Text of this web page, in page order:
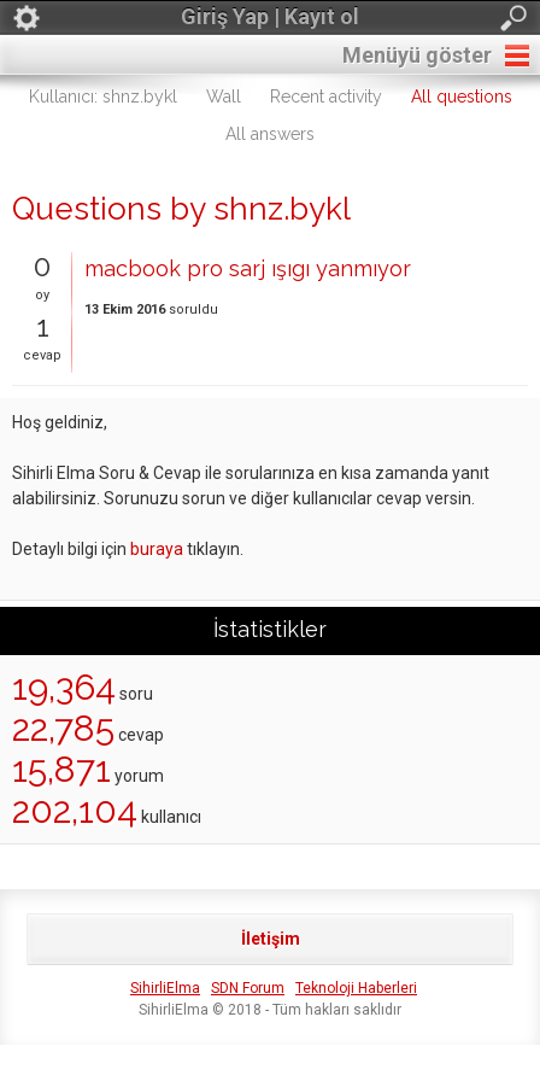
Giriş Yap | Kayıt ol
Menüyü göster
Kullanıcı: shnz.bykl Wall Recent activity
All questions
All answers
Questions by shnz.bykl
0
oy
1
cevap
macbook pro sarj ışıgı yanmıyor
13 Ekim 2016 soruldu
Hoş geldiniz,
Sihirli Elma Soru & Cevap ile sorularınıza en kısa zamanda yanıt
alabilirsiniz. Sorunuzu sorun ve diğer kullanıcılar cevap versin.
Detaylı bilgi için buraya tıklayın.
İstatistikler
19,364 soru
22,785 cevap
15,871 yorum
202,104 kullanıcı
İletişim
SihirliElma SDN Forum
Teknoloji Haberleri
SihirliElma © 2018 - Tüm hakları saklıdır